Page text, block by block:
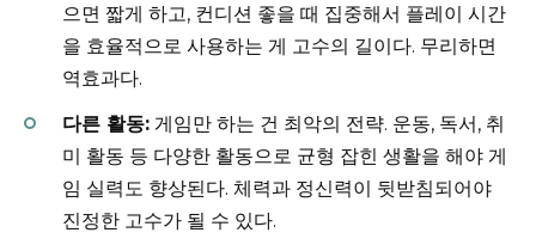
으면 짧게 하고, 컨디션 좋을 때 집중해서 플레이 시간
을 효율적으로 사용하는 게 고수의 길이다. 무리하면
역효과다.
다른 활동: 게임만 하는 건 최악의 전략. 운동, 독서, 취
미 활동 등 다양한 활동으로 균형 잡힌 생활을 해야 게
임 실력도 향상된다. 체력과 정신력이 뒷받침되어야
진정한 고수가 될 수 있다.